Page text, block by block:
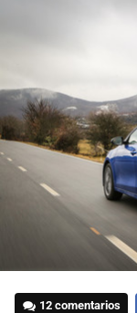
12 comentarios